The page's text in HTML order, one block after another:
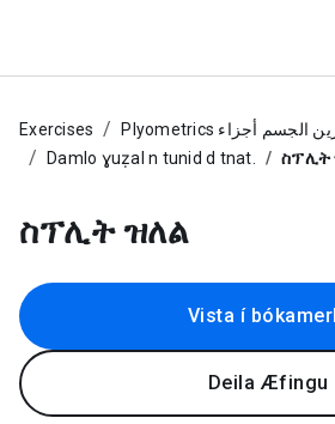
Exercises
Damlo ɣuẓal n tunid d tnat.
ስፕሊት
ስፕሊት ዝለል
Vista í
Deila Æfingu